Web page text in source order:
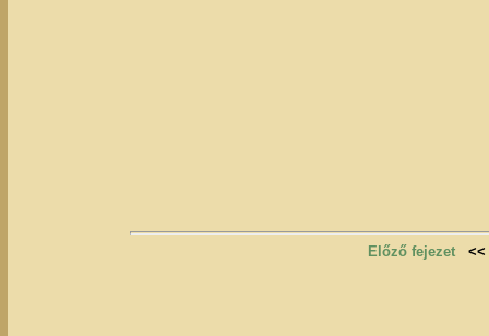
Előző fejezet <<